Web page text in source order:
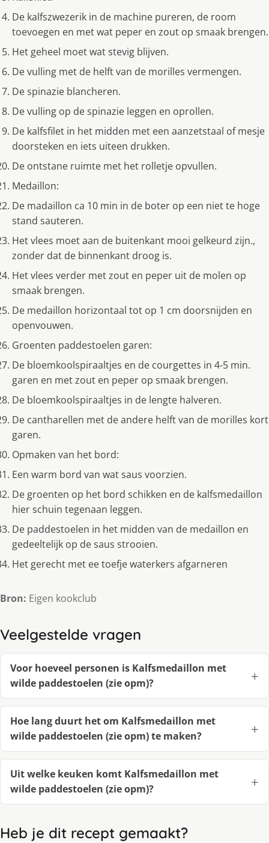
De kalfszwezerik in de machine pureren, de room
toevoegen en met wat peper en zout op smaak brengen.
Het geheel moet wat stevig blijven.
De vulling met de helft van de morilles vermengen.
De spinazie blancheren.
De vulling op de spinazie leggen en oprollen.
De kalfsfilet in het midden met een aanzetstaal of mesje
doorsteken en iets uiteen drukken.
De ontstane ruimte met het rolletje opvullen.
Medaillon:
De madaillon ca 10 min in de boter op een niet te hoge
stand sauteren.
Het vlees moet aan de buitenkant mooi gelkeurd zijn.,
zonder dat de binnenkant droog is.
Het vlees verder met zout en peper uit de molen op
smaak brengen.
De medaillon horizontaal tot op 1 cm doorsnijden en
openvouwen.
Groenten paddestoelen garen:
De bloemkoolspiraaltjes en de courgettes in 4-5 min.
garen en met zout en peper op smaak brengen.
De bloemkoolspiraaltjes in de lengte halveren.
De cantharellen met de andere helft van de morilles kort
garen.
Opmaken van het bord:
Een warm bord van wat saus voorzien.
De groenten op het bord schikken en de kalfsmedaillon
hier schuin tegenaan leggen.
De paddestoelen in het midden van de medaillon en
gedeeltelijk op de saus strooien.
Het gerecht met ee toefje waterkers afgarneren
Bron: Eigen kookclub
Veelgestelde vragen
Voor hoeveel personen is Kalfsmedaillon met
wilde paddestoelen (zie opm)?
Hoe lang duurt het om Kalfsmedaillon met
wilde paddestoelen (zie opm) te maken?
Uit welke keuken komt Kalfsmedaillon met
wilde paddestoelen (zie opm)?
Heb je dit recept gemaakt?